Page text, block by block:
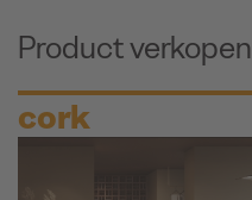
Product verkopen
cork